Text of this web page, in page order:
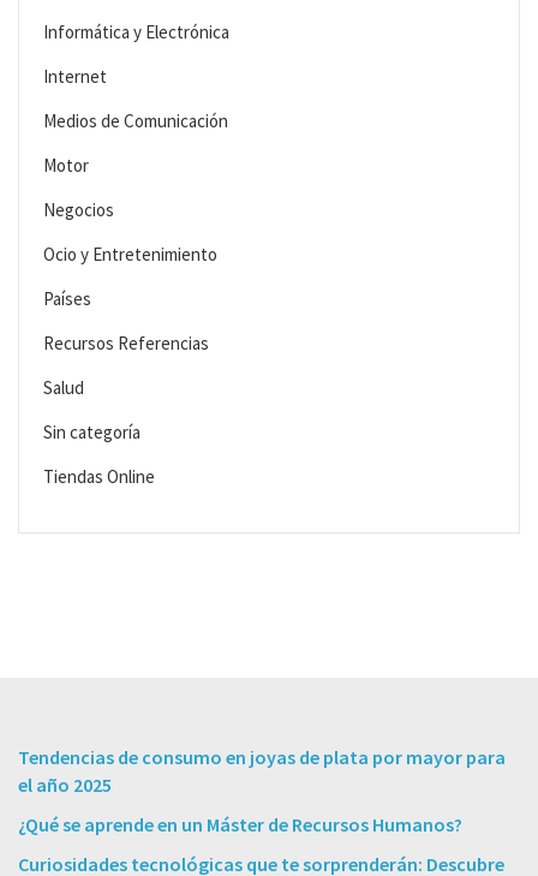
Informática y Electrónica
Internet
Medios de Comunicación
Motor
Negocios
Ocio y Entretenimiento
Países
Recursos Referencias
Salud
Sin categoría
Tiendas Online
Tendencias de consumo en joyas de plata por mayor para
el año 2025
¿Qué se aprende en un Máster de Recursos Humanos?
Curiosidades tecnológicas que te sorprenderán: Descubre